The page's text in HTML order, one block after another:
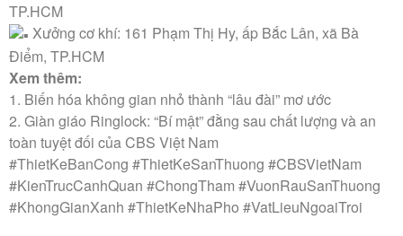
TP.HCM
Xưởng cơ khí: 161 Phạm Thị Hy, ấp Bắc Lân, xã Bà
Điểm, TP.HCM
Xem thêm:
1. Biến hóa không gian nhỏ thành “lâu đài” mơ ước
2. Giàn giáo Ringlock: “Bí mật” đằng sau chất lượng và an
toàn tuyệt đối của CBS Việt Nam
#ThietKeBanCong #ThietKeSanThuong #CBSVietNam
#KienTrucCanhQuan #ChongTham #VuonRauSanThuong
#KhongGianXanh #ThietKeNhaPho #VatLieuNgoaiTroi